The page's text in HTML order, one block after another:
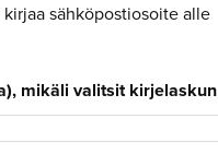
sähköpostiosoite alle
mikäli valitsit kirjelaskun